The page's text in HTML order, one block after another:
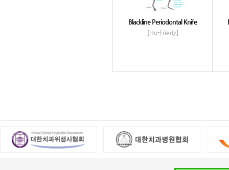
Blackline Periodontal Knife
[Hu-Friedy]